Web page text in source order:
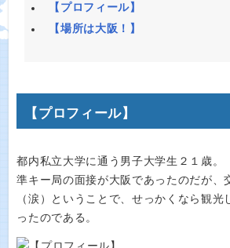
【プロフィール】
【場所は大阪！】
【プロフィール】
都内私立大学に通う男子大学生２１歳。
準キー局の面接が大阪であったのだが、
（涙）ということで、せっかくなら観光
ったのである。